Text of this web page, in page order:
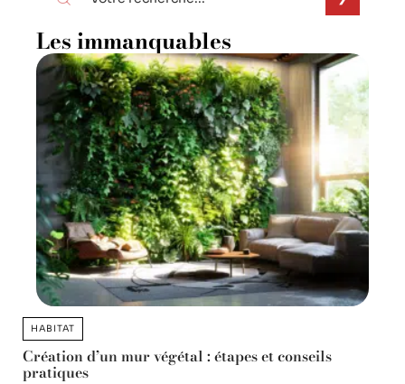
Les immanquables
HABITAT
Création d’un mur végétal : étapes et conseils
pratiques